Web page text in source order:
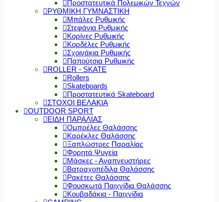
Προστατευτικά Πολεμικών Τεχνών
ΡΥΘΜΙΚΗ ΓΥΜΝΑΣΤΙΚΗ
Μπάλες Ρυθμικής
Στεφάνια Ρυθμικής
Κορίνες Ρυθμικής
Κορδέλες Ρυθμικής
Σχοινάκια Ρυθμικής
Παπούτσια Ρυθμικής
ROLLER - SKATE
Rollers
Skateboards
Προστατευτικά Skateboard
ΣΤΟΧΟΙ ΒΕΛΑΚΙΑ
OUTDOOR SPORT
ΕΙΔΗ ΠΑΡΑΛΙΑΣ
Ομπρέλες Θαλάσσης
Καρέκλες Θαλάσσης
Ξαπλώστρες Παραλίας
Φορητά Ψυγεία
Μάσκες - Αναπνευστήρες
Βατραχοπέδιλα Θαλάσσης
Ρακέτες Θαλάσσης
Φουσκωτά Παιχνίδια Θαλάσσης
Κουβαδάκια - Παιχνίδια